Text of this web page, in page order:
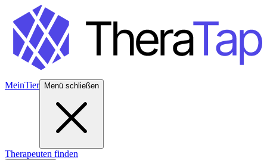
MeinTier Menü schließen
Therapeuten finden